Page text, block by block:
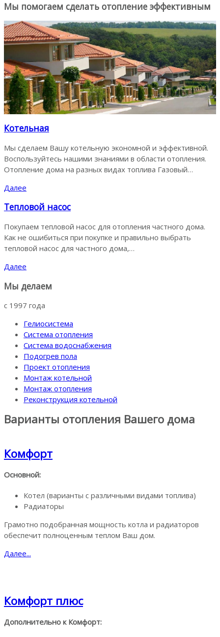
Мы помогаем сделать отопление эффективным
Котельная
Мы сделаем Вашу котельную экономной и эффективной.
Воспользуйтесь нашими знаниями в области отопления.
Отопление дома на разных видах топлива Газовый…
Далее
Тепловой насос
Покупаем тепловой насос для отопления частного дома.
Как не ошибиться при покупке и правильно выбрать
тепловой насос для частного дома,…
Далее
Мы делаем
с 1997 года
Гелиосистема
Система отопления
Система водоснабжения
Подогрев пола
Проект отопления
Монтаж котельной
Монтаж отопления
Реконструкция котельной
Варианты отопления Вашего дома
Комфорт
Основной:
Котел (варианты с различными видами топлива)
Радиаторы
Грамотно подобранная мощность котла и радиаторов
обеспечит полноценным теплом Ваш дом.
Далее...
Комфорт плюс
Дополнительно к Комфорт: